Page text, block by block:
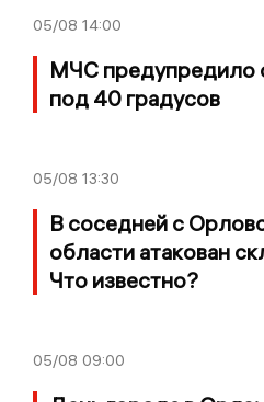
05/08 14:00
МЧС предупредило
под 40 градусов
05/08 13:30
В соседней с
области атакован
Что известно?
05/08 09:00